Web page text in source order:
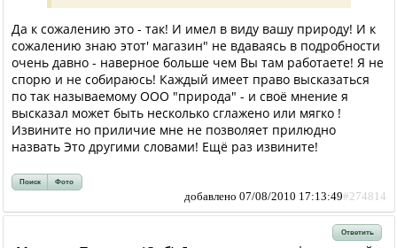
Да к сожалению это - так! И имел в виду вашу природу! И к
сожалению знаю этот' магазин" не вдаваясь в подробности
очень давно - наверное больше чем Вы там работаете! Я не
спорю и не собираюсь! Каждый имеет право высказаться
по так называемому ООО "природа" - и своё мнение я
высказал может быть несколько сглажено или мягко !
Извините но приличие мне не позволяет прилюдно
назвать Это другими словами! Ещё раз извините!
Поиск Фото
добавлено 07/08/2010 17:13:49#274814
Ответить